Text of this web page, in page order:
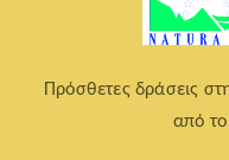
Πρόσθετες δράσεις
από